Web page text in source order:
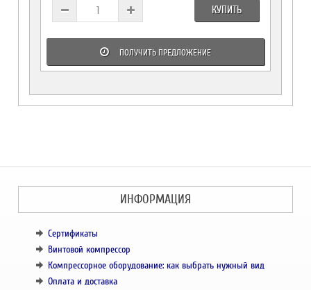
КУПИТЬ
ПОЛУЧИТЬ ПРЕДЛОЖЕНИЕ
ИНФОРМАЦИЯ
Сертификаты
Винтовой компрессор
Компрессорное оборудование: как выбрать нужный вид
Оплата и доставка